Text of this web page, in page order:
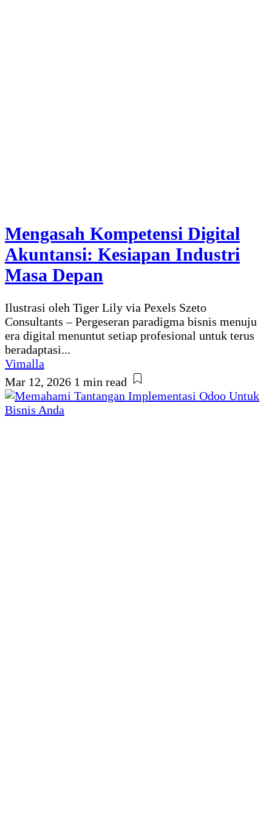
Mengasah Kompetensi Digital
Akuntansi: Kesiapan Industri
Masa Depan
Ilustrasi oleh Tiger Lily via Pexels Szeto
Consultants – Pergeseran paradigma bisnis menuju
era digital menuntut setiap profesional untuk terus
beradaptasi...
Vimalla
Mar 12, 2026 1 min read